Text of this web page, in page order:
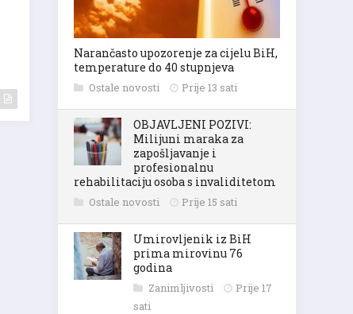
Narančasto upozorenje za cijelu BiH,
temperature do 40 stupnjeva
Ostale novosti Prije 13 sati
OBJAVLJENI POZIVI:
Milijuni maraka za
zapošljavanje i
profesionalnu
rehabilitaciju osoba s invaliditetom
Ostale novosti Prije 15 sati
Umirovljenik iz BiH
prima mirovinu 76
godina
Zanimljivosti
Prije 17
sati